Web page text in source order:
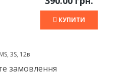
КУПИТИ
, 3S, 12в
замовлення